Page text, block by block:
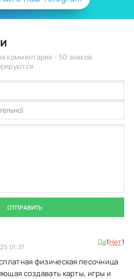
комментария - 50 знаков.
ОТПРАВИТЬ
01:37
Да1Нет1
физическая песочница
создавать карты, игры и